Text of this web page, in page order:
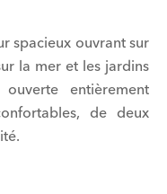
spacieux ouvrant sur
la mer et les jardins
entièrement
de deux